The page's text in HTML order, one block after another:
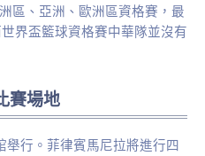
區、亞洲、歐洲區資格賽，最
界盃籃球資格賽中華隊並沒有
賽場地
行。菲律賓馬尼拉將進行四